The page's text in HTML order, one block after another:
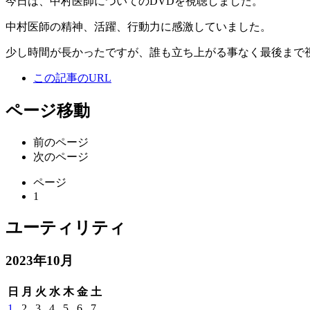
中村医師の精神、活躍、行動力に感激していました。
少し時間が長かったですが、誰も立ち上がる事なく最後まで
この記事のURL
ページ移動
前のページ
次のページ
ページ
1
ユーティリティ
2023年10月
日 月 火 水 木 金 土